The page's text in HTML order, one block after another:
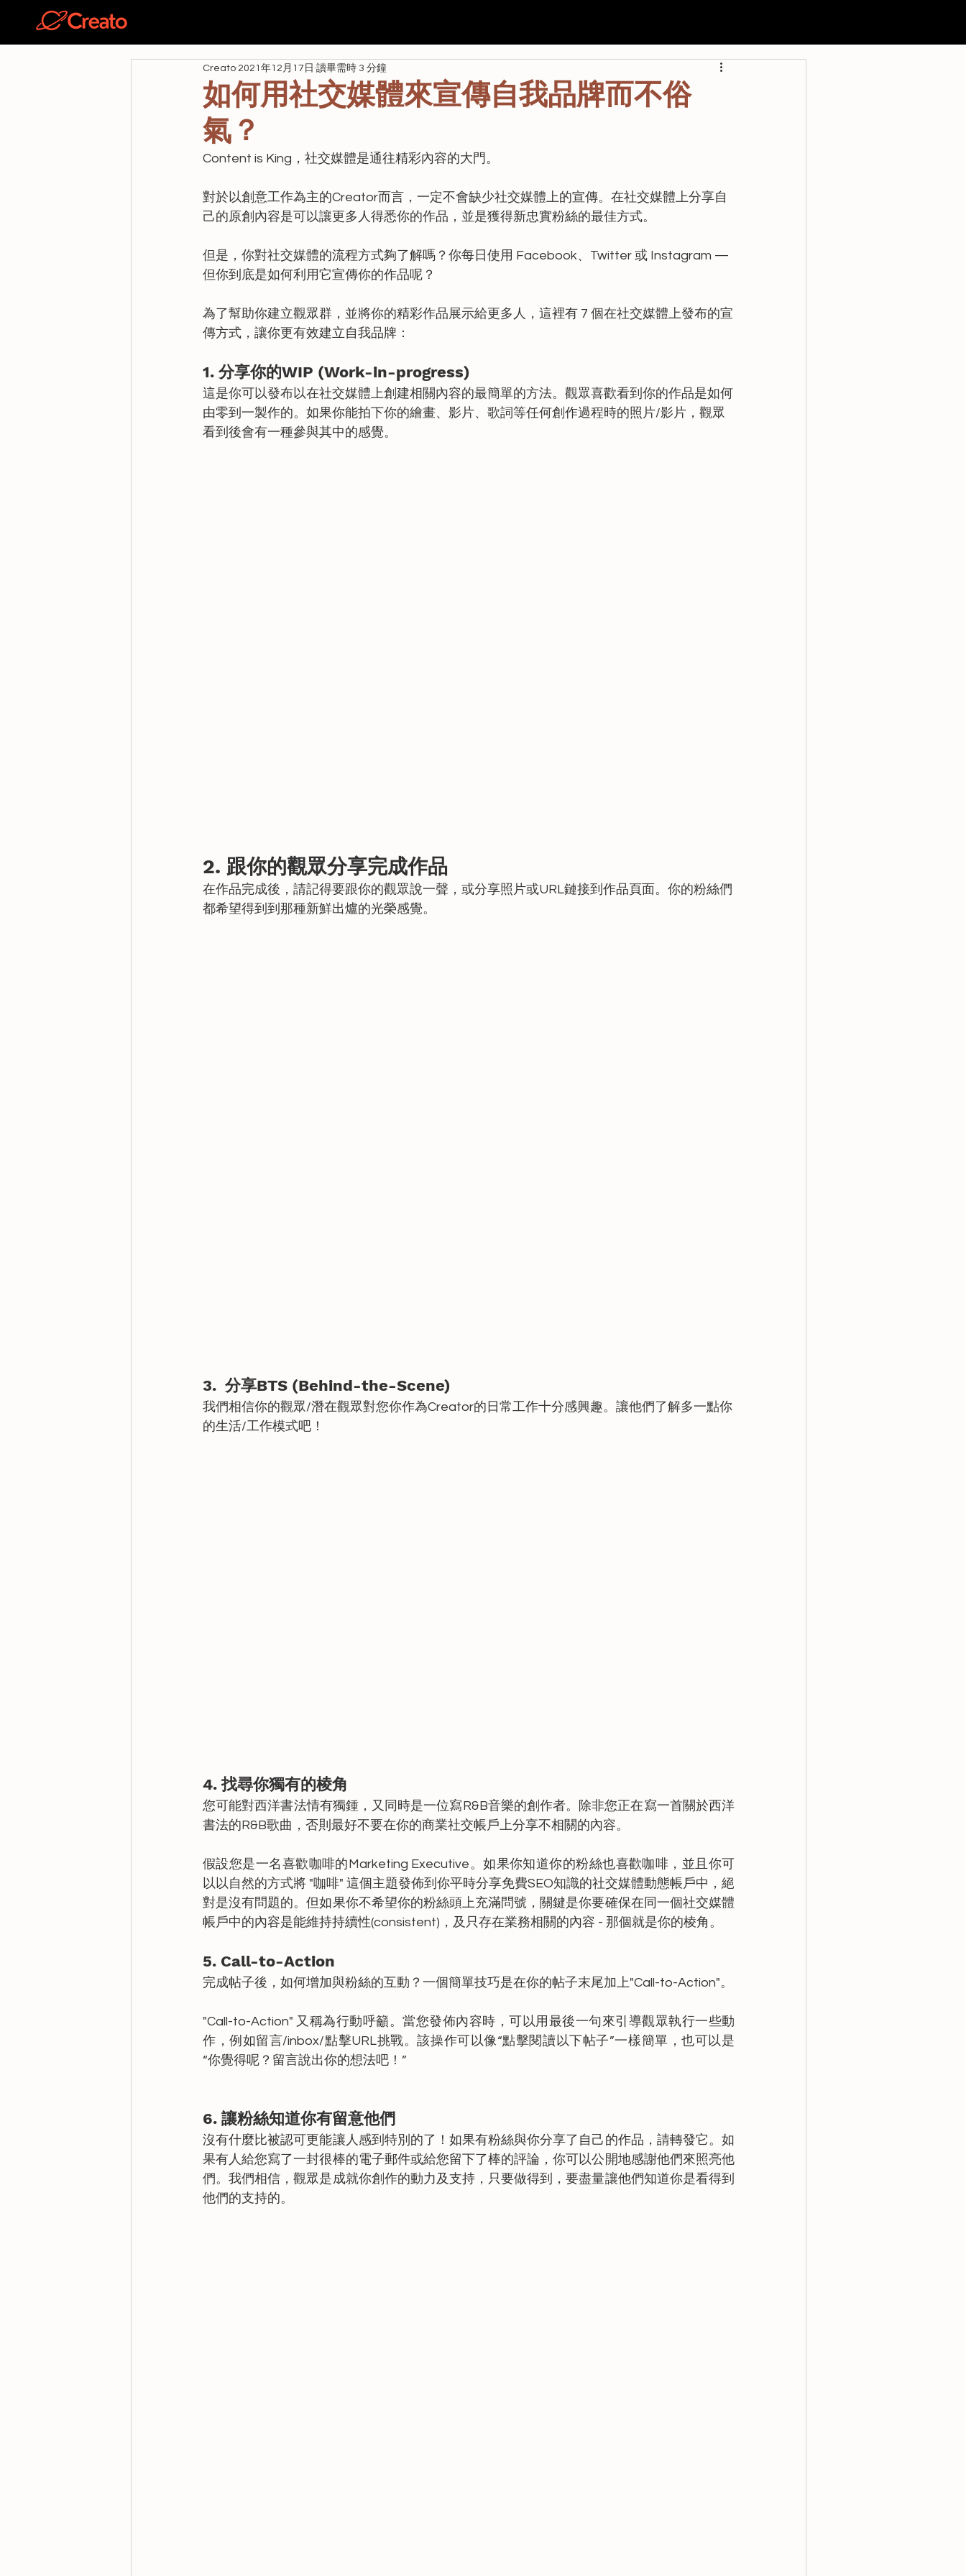
如何用社交媒體來宣傳自我品牌而不俗
氣？
Creato 2021年12月17日 讀畢需時 3 分鐘
Content is King，社交媒體是通往精彩內容的大門。
對於以創意工作為主的Creator而言，一定不會缺少社交媒體上的宣傳。在社交媒體上分享自
己的原創內容是可以讓更多人得悉你的作品，並是獲得新忠實粉絲的最佳方式。
但是，你對社交媒體的流程方式夠了解嗎？你每日使用 Facebook、Twitter 或 Instagram —
但你到底是如何利用它宣傳你的作品呢？
為了幫助你建立觀眾群，並將你的精彩作品展示給更多人，這裡有 7 個在社交媒體上發布的宣
傳方式，讓你更有效建立自我品牌：
1. 分享你的WIP (Work-in-progress)
這是你可以發布以在社交媒體上創建相關內容的最簡單的方法。觀眾喜歡看到你的作品是如何
由零到一製作的。如果你能拍下你的繪畫、影片、歌詞等任何創作過程時的照片/影片，觀眾
看到後會有一種參與其中的感覺。
2. 跟你的觀眾分享完成作品
在作品完成後，請記得要跟你的觀眾說一聲，或分享照片或URL鏈接到作品頁面。你的粉絲們
都希望得到到那種新鮮出爐的光榮感覺。
3.  分享BTS (Behind-the-Scene)
我們相信你的觀眾/潛在觀眾對您你作為Creator的日常工作十分感興趣。讓他們了解多一點你
的生活/工作模式吧！
4. 找尋你獨有的棱角
您可能對西洋書法情有獨鍾，又同時是一位寫R&B音樂的創作者。除非您正在寫一首關於西洋
書法的R&B歌曲，否則最好不要在你的商業社交帳戶上分享不相關的內容。
假設您是一名喜歡咖啡的Marketing Executive。如果你知道你的粉絲也喜歡咖啡，並且你可
以以自然的方式將 "咖啡" 這個主題發佈到你平時分享免費SEO知識的社交媒體動態帳戶中，絕
對是沒有問題的。但如果你不希望你的粉絲頭上充滿問號，關鍵是你要確保在同一個社交媒體
帳戶中的內容是能維持持續性(consistent)，及只存在業務相關的內容 - 那個就是你的棱角。
5. Call-to-Action
完成帖子後，如何增加與粉絲的互動？一個簡單技巧是在你的帖子末尾加上"Call-to-Action"。
"Call-to-Action" 又稱為行動呼籲。當您發佈內容時，可以用最後一句來引導觀眾執行一些動
作，例如留言/inbox/點擊URL挑戰。該操作可以像“點擊閱讀以下帖子”一樣簡單，也可以是
“你覺得呢？留言說出你的想法吧！”
6. 讓粉絲知道你有留意他們
沒有什麼比被認可更能讓人感到特別的了！如果有粉絲與你分享了自己的作品，請轉發它。如
果有人給您寫了一封很棒的電子郵件或給您留下了棒的評論，你可以公開地感謝他們來照亮他
們。我們相信，觀眾是成就你創作的動力及支持，只要做得到，要盡量讓他們知道你是看得到
他們的支持的。